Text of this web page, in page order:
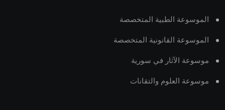
الموسوعة الطبية المتخصصة
الموسوعة القانونية المتخصصة
موسوعة الآثار في سورية
موسوعة العلوم والتقانات